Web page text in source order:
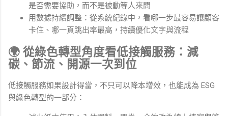
是否需要協助，而不是被動等人來問
用數據持續調整：從系統紀錄中，看哪一步最容易讓顧客
卡住、哪一頁跳出率最高，持續優化文字與流程
🌍 從綠色轉型角度看低接觸服務：減
碳、節流、開源一次到位
低接觸服務如果設計得當，不只可以降本增效，也能成為 ESG
與綠色轉型的一部分：